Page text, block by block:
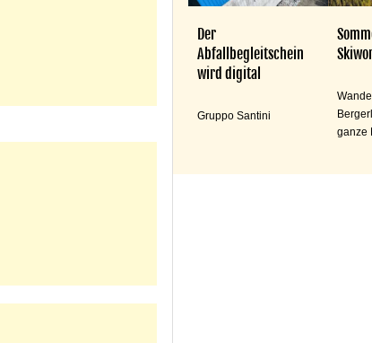
Der
Abfallbegleitschein
wird digital
Gruppo Santini
ganze